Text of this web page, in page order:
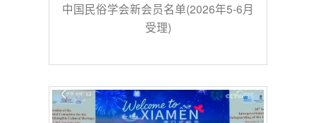
中国民俗学会新会员名单(2026年5-6月
受理)